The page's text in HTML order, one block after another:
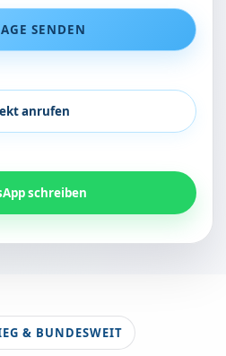
SENDEN
anrufen
schreiben
& BUNDESWEIT